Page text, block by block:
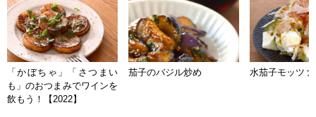
「かぼちゃ」「さつまい
も」のおつまみでワインを
飲もう！【2022】
茄子のバジル炒め 水茄子モッツァ